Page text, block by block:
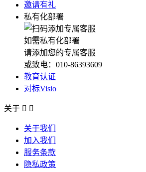
邀请有礼
私有化部署
如需私有化部署
请添加您的专属客服
或致电：010-86393609
教育认证
对标Visio
关于  
关于我们
加入我们
服务条款
隐私政策